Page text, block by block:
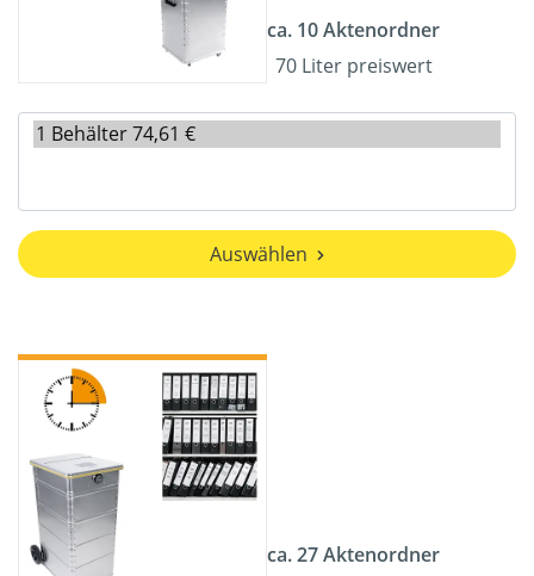
ca. 10 Aktenordner
70 Liter preiswert
Auswählen
ca. 27 Aktenordner